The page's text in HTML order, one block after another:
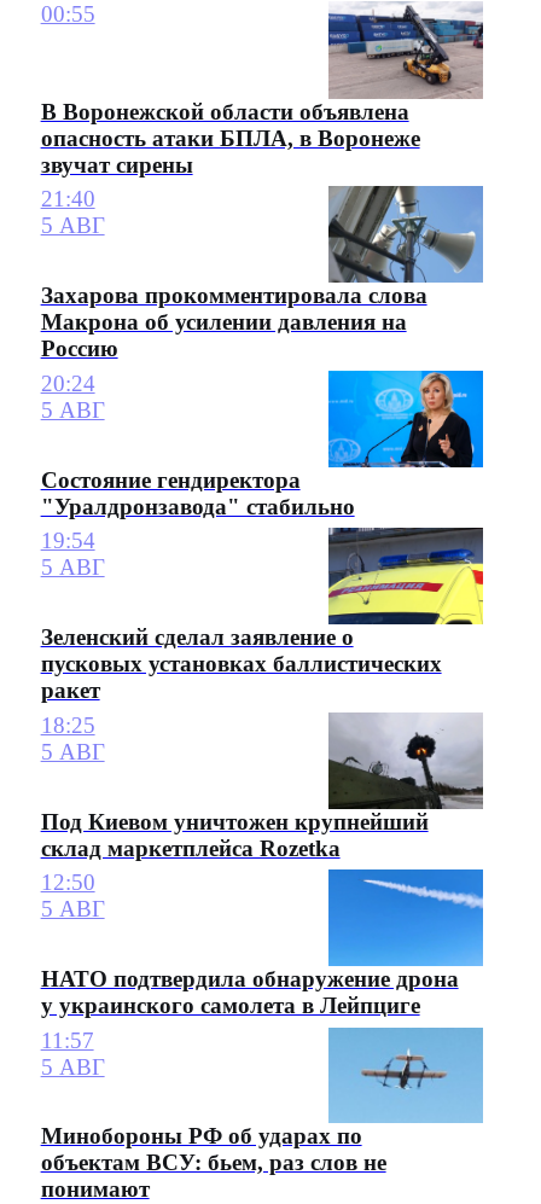
00:55
В Воронежской области объявлена
опасность атаки БПЛА, в Воронеже
звучат сирены
21:40
5 АВГ
Захарова прокомментировала слова
Макрона об усилении давления на
Россию
20:24
5 АВГ
Состояние гендиректора
"Уралдронзавода" стабильно
19:54
5 АВГ
Зеленский сделал заявление о
пусковых установках баллистических
ракет
18:25
5 АВГ
Под Киевом уничтожен крупнейший
склад маркетплейса Rozetka
12:50
5 АВГ
НАТО подтвердила обнаружение дрона
у украинского самолета в Лейпциге
11:57
5 АВГ
Минобороны РФ об ударах по
объектам ВСУ: бьем, раз слов не
понимают